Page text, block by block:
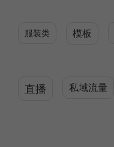
服装类 模板
直播 私域流量